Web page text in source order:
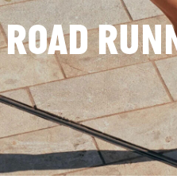
ROAD